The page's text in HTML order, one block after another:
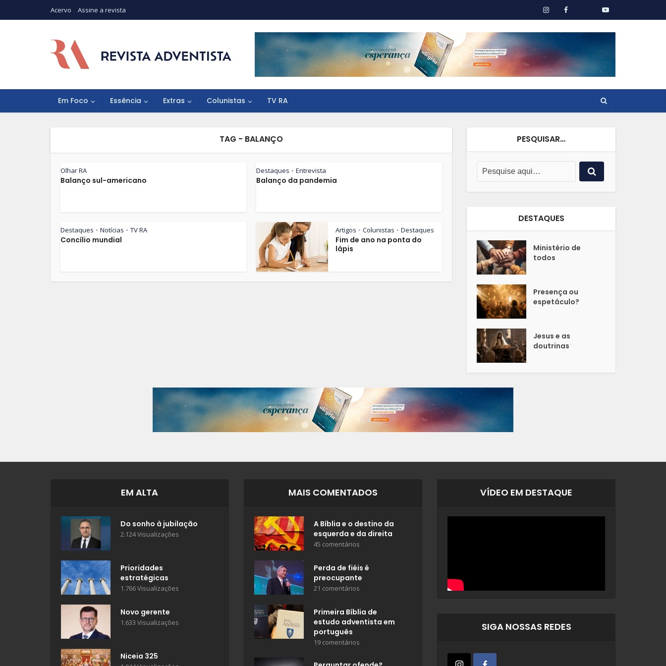
Acervo Assine a revista
Em Foco Essência Extras Colunistas TV RA
TAG - BALANÇO
Olhar RA
Balanço sul-americano
Destaques • Entrevista
Balanço da pandemia
Destaques • Notícias • TV RA
Concílio mundial
Artigos • Colunistas • Destaques
Fim de ano na ponta do
lápis
PESQUISAR…
DESTAQUES
Ministério de
todos
Presença ou
espetáculo?
Jesus e as
doutrinas
EM ALTA
Do sonho à jubilação
2.124 Visualizações
Prioridades
estratégicas
1.766 Visualizações
Novo gerente
1.633 Visualizações
Niceia 325
MAIS COMENTADOS
A Bíblia e o destino da
esquerda e da direita
45 comentários
Perda de fiéis é
preocupante
21 comentários
Primeira Bíblia de
estudo adventista em
português
19 comentários
VÍDEO EM DESTAQUE
SIGA NOSSAS REDES